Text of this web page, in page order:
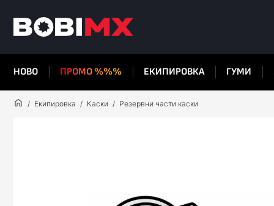
НОВО ПРОМО %%% ЕКИПИРОВКА ГУМИ
Екипировка Каски Резервни части каски